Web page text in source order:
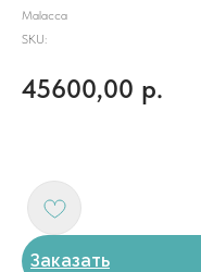
Malacca
SKU:
45600,00 р.
Заказать